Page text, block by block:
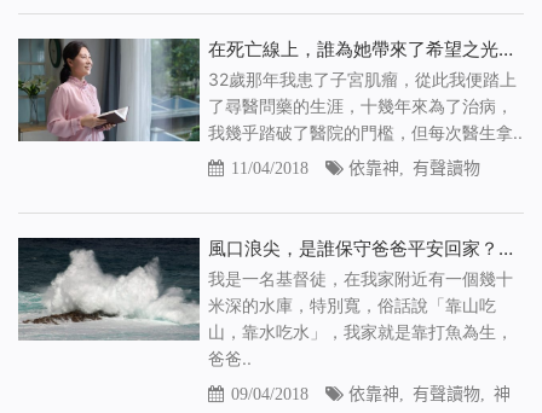
在死亡線上，誰為她帶來了希望之光？(有聲讀物)
32歲那年我患了子宮肌瘤，從此我便踏上
了尋醫問藥的生涯，十幾年來為了治病，
我幾乎踏破了醫院的門檻，但每次醫生拿..
11/04/2018 依靠神 有聲讀物
風口浪尖，是誰保守爸爸平安回家？（有聲讀物）
我是一名基督徒，在我家附近有一個幾十
米深的水庫，特別寬，俗話說「靠山吃
山，靠水吃水」，我家就是靠打魚為生，
爸爸..
09/04/2018 依靠神 有聲讀物, 神